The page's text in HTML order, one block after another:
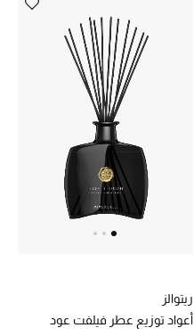
ريتوالز
أعواد توزيع عطر فيلفت عود